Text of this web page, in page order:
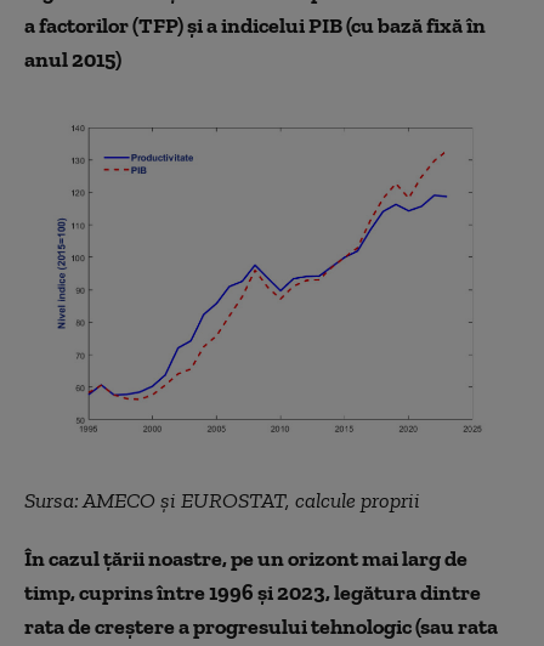
a factorilor (TFP) și a indicelui PIB (cu bază fixă în
anul 2015)
Sursa: AMECO și EUROSTAT, calcule proprii
În cazul țării noastre, pe un orizont mai larg de
timp, cuprins între 1996 și 2023, legătura dintre
rata de creștere a progresului tehnologic (sau rata